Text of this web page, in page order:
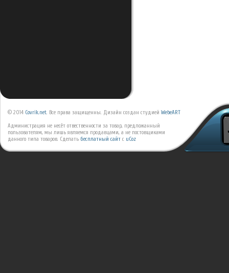
© 2014 Covrik.net. Все права защищенны. Дизайн создан студией WebeART
Администрация не несёт отвественности за товар, предложанный
пользователям, мы лишь являемся продавцами, а не постовщиками
данного типа товаров. Сделать бесплатный сайт с uCoz